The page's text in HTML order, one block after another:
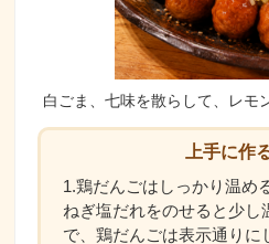
白ごま、七味を散らして、レモ
上手に作
1.鶏だんごはしっかり温め
ねぎ塩だれをのせると少し
で、鶏だんごは表示通りに